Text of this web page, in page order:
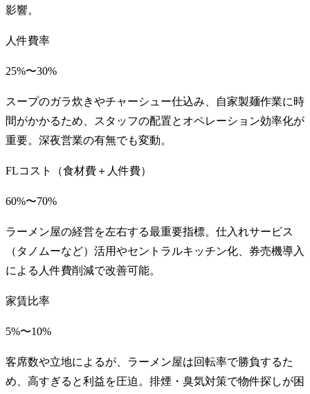
影響。
人件費率
25%〜30%
スープのガラ炊きやチャーシュー仕込み、自家製麺作業に時
間がかかるため、スタッフの配置とオペレーション効率化が
重要。深夜営業の有無でも変動。
FLコスト（食材費＋人件費）
60%〜70%
ラーメン屋の経営を左右する最重要指標。仕入れサービス
（タノムーなど）活用やセントラルキッチン化、券売機導入
による人件費削減で改善可能。
家賃比率
5%〜10%
客席数や立地によるが、ラーメン屋は回転率で勝負するた
め、高すぎると利益を圧迫。排煙・臭気対策で物件探しが困